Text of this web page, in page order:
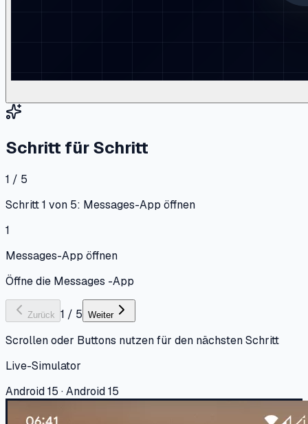
Schritt für Schritt
1 / 5
Schritt 1 von 5: Messages-App öffnen
1
Messages-App öffnen
Öffne die Messages -App
Zurück 1 / 5 Weiter
Scrollen oder Buttons nutzen für den nächsten Schritt
Live-Simulator
Android 15 · Android 15